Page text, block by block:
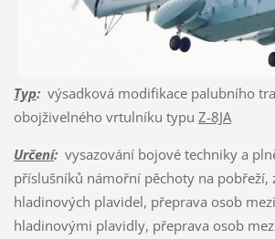
Typ:výsadková modifikace palubního
obojživelného vrtulníku typu Z-8JA
Určení:vysazování bojové techniky a
příslušníků námořní pěchoty na pobřeží,
hladinových plavidel, přeprava osob
hladinovými plavidly, přeprava osob